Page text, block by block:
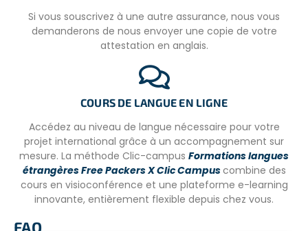
pendant le projet. Les genoux et les épaules doivent être
couverts, ainsi que tout tatouage ou art corporel. En
outre, les participants doivent porter les blouses
d’enseignement en coton bleu (fournies par l’ONG)
pendant leurs sessions. Le reste des vêtements peut être
VISITES CULTURELLES AU SRI LANKA
KANDY & COLOMBO
Kandy est une destination très touristique, c’est aussi la
capitale culturelle du Sri Lanka. Nichée dans les collines à
Si vous souscrivez à une autre assurance, nous vous
demanderons de nous envoyer une copie de votre
attestation en anglais.
COURS DE LANGUE EN LIGNE
Accédez au niveau de langue nécessaire pour votre
projet international grâce à un accompagnement sur
mesure. La méthode Clic-campus Formations langues
étrangères Free Packers X Clic Campuscombine des
cours en visioconférence et une plateforme e-learning
innovante, entièrement flexible depuis chez vous.
FAQ